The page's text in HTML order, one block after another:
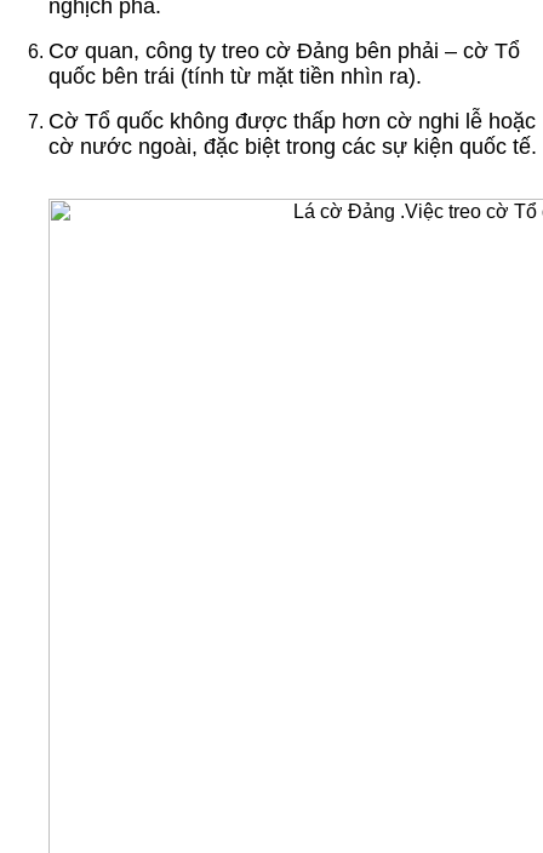
nghịch phá.
Cơ quan, công ty treo cờ Đảng bên phải – cờ Tổ
quốc bên trái (tính từ mặt tiền nhìn ra).
Cờ Tổ quốc không được thấp hơn cờ nghi lễ hoặc
cờ nước ngoài, đặc biệt trong các sự kiện quốc tế.